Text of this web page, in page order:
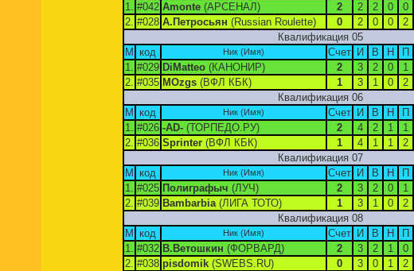
1. #042 Amonte(АРСЕНАЛ) 2 2 2 0
0
2. #028 А.Петросьян (Russian Roulette) 0 2 0 0
2
Квалификация 05
М код Ник (Имя) Счет И В Н
П
1. #029 DiMatteo(КАНОНИР) 2 3 2 0
1
2. #035 MOzgs(ВФЛ КБК) 1 3 1 0
2
Квалификация 06
М код Ник (Имя) Счет И В Н
П
1. #026 -AD-(ТОРПЕДО.РУ) 2 4 2 1
1
2. #036 Sprinter(ВФЛ КБК) 1 4 1 1
2
Квалификация 07
М код Ник (Имя) Счет И В Н
П
1. #025 Полиграфыч (ЛУЧ) 2 3 2 0
1
2. #039 Bambarbia(ЛИГА ТОТО) 1 3 1 0
2
Квалификация 08
М код Ник (Имя) Счет И В Н
П
1. #032 В.Ветошкин (ФОРВАРД) 2 3 2 1
0
2. #038 pisdomik(SWEBS.RU) 0 3 0 1
2